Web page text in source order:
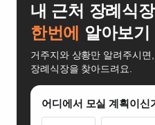
내 근처 장례식장
한번에
알아보기
거주지와 상황만 알려주시
장례식장을 찾아드려요.
어디에서 모실 계획이신